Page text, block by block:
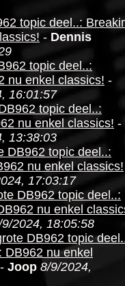
topic deel..:
- Dennis
topic deel..:
nu enkel classics! -
16:01:57
topic deel..:
nu enkel classics! -
13:38:03
DB962 topic deel..:
nu enkel classics!
17:03:17
DB962 topic deel..:
nu enkel
2024, 18:05:58
DB962 topic
DB962 nu enkel
- Joop 8/9/2024,